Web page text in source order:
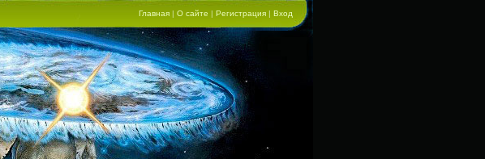
Главная | О сайте | Регистрация | Вход